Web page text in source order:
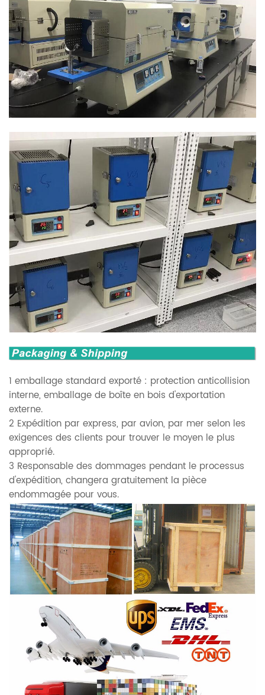
1 emballage standard exporté : protection anticollision
interne, emballage de boîte en bois d'exportation
externe.
2 Expédition par express, par avion, par mer selon les
exigences des clients pour trouver le moyen le plus
approprié.
3 Responsable des dommages pendant le processus
d'expédition, changera gratuitement la pièce
endommagée pour vous.